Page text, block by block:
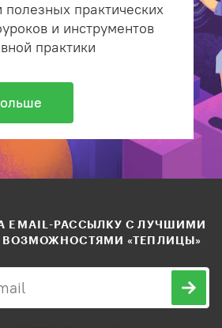
полезных практических
и инструментов
практики
EMAIL-РАССЫЛКУ С ЛУЧШИМИ
«ТЕПЛИЦЫ»